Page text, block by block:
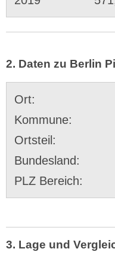
2. Daten zu Berlin
Ort:
Kommune:
Ortsteil:
Bundesland:
PLZ Bereich:
3. Lage und